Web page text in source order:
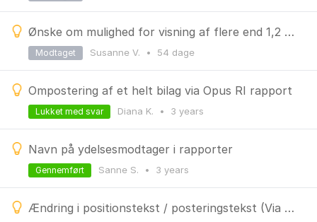
Ønske om mulighed for visning af flere end 1,2 mio. rækker
Susanne V. • 54 dage
Modtaget
Ompostering af et helt bilag via Opus RI rapport
Diana K. • 3 years
Lukket med svar
Navn på ydelsesmodtager i rapporter
Sanne S. • 3 years
Gennemført
Ændring i positionstekst / posteringstekst (Via FIBC21)